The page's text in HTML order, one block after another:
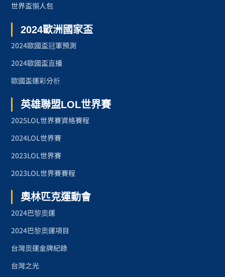
世界盃懶人包
2024歐洲國家盃
2024歐國盃冠軍預測
2024歐國盃直播
歐國盃運彩分析
英雄聯盟LOL世界賽
2025LOL世界賽資格賽程
2024LOL世界賽
2023LOL世界賽
2023LOL世界賽賽程
奧林匹克運動會
2024巴黎奧運
2024巴黎奧運項目
台灣奧運金牌紀錄
台灣之光